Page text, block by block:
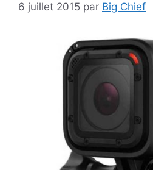
6 juillet 2015 par Big Chief